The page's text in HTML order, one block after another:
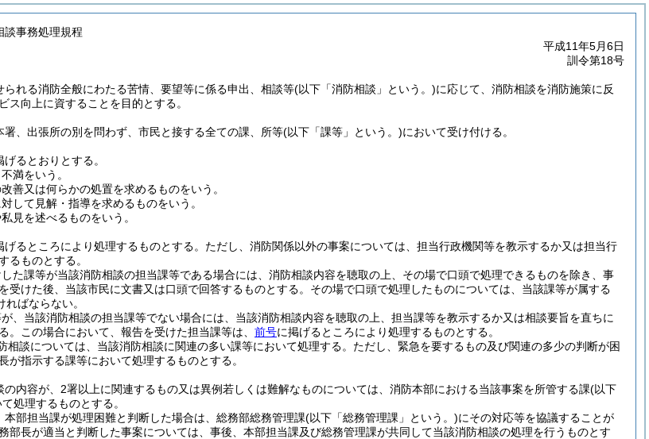
談事務処理規程
平成11年5月6日
訓令第18号
られる消防全般にわたる苦情、要望等に係る申出、相談等(以下「消防相談」という。)に応じて、消防相談を消防施策に反
ス向上に資することを目的とする。
、出張所の別を問わず、市民と接する全ての課、所等(以下「課等」という。)において受け付ける。
げるとおりとする。
満をいう。
善又は何らかの処置を求めるものをいう。
して見解・指導を求めるものをいう。
見を述べるものをいう。
げるところにより処理するものとする。 ただし、消防関係以外の事案については、担当行政機関等を教示するか又は担当行
るものとする。
た課等が当該消防相談の担当課等である場合には、消防相談内容を聴取の上、その場で口頭で処理できるものを除き、事
受けた後、当該市民に文書又は口頭で回答するものとする。 その場で口頭で処理したものについては、当該課等が属する
ればならない。
、当該消防相談の担当課等でない場合には、当該消防相談内容を聴取の上、担当課等を教示するか又は相談要旨を直ちに
。
この場合において、報告を受けた担当課等は、 前号に掲げるところにより処理するものとする。
相談については、当該消防相談に関連の多い課等において処理する。 ただし、緊急を要するもの及び関連の多少の判断が困
が指示する課等において処理するものとする。
内容が、2署以上に関連するもの又は異例若しくは難解なものについては、消防本部における当該事案を所管する課(以下
処理するものとする。
本部担当課が処理困難と判断した場合は、総務部総務管理課(以下「総務管理課」という。)にその対応等を協議することが
部長が適当と判断した事案については、事後、本部担当課及び総務管理課が共同して当該消防相談の処理を行うものとす